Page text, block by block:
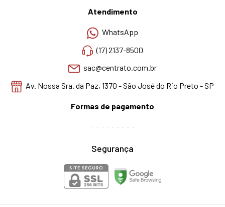
Atendimento
WhatsApp
(17) 2137-8500
sac@centrato.com.br
Av. Nossa Sra. da Paz, 1370 - São José do Rio Preto - SP
Formas de pagamento
Segurança